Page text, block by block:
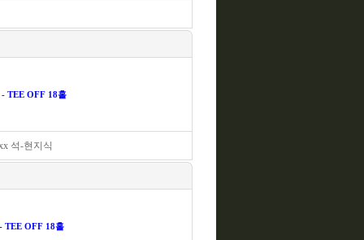
TEE OFF 18홀
석-현지식
TEE OFF 18홀